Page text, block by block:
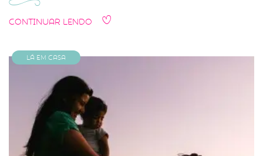
Continuar Lendo
Lá em Casa